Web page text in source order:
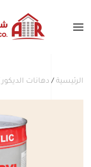
Skip to main content
الرئيسية / دهانات الديكور